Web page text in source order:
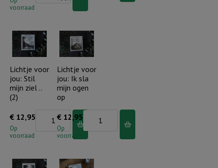
voorraad
nacht,
heilige
nacht
Kind
ons
geboren
aantal
Lichtje voor
jou: Stil
mijn ziel ..
(2)
€ 12,95
Op
voorraad
Lichtje
Lichtje voor
jou: Ik sla
mijn ogen
op
€ 12,95
Op
voorraad
Lichtje
voor
jou: